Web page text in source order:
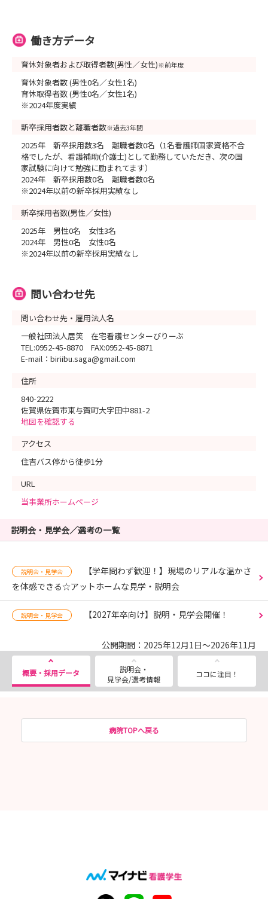
働き方データ
育休対象者および取得者数(男性／女性)※前年度
育休対象者数 (男性0名／女性1名)
育休取得者数 (男性0名／女性1名)
※2024年度実績
新卒採用者数と離職者数※過去3年間
2025年 新卒採用数3名 離職者数0名（1名看護師国家資格不合
格でしたが、看護補助(介護士)として勤務していただき、次の国
家試験に向けて勉強に励まれてます）
2024年 新卒採用数0名 離職者数0名
※2024年以前の新卒採用実績なし
新卒採用者数(男性／女性)
2025年 男性0名 女性3名
2024年 男性0名 女性0名
※2024年以前の新卒採用実績なし
問い合わせ先
問い合わせ先・雇用法人名
一般社団法人居笑 在宅看護センターびりーぶ
TEL:0952-45-8870 FAX:0952-45-8871
E-mail：biriibu.saga@gmail.com
住所
840-2222
佐賀県佐賀市東与賀町大字田中881-2
地図を確認する
アクセス
住吉バス停から徒歩1分
URL
当事業所ホームページ
説明会・見学会／選考の一覧
説明会・見学会
【学年問わず歓迎！】現場のリアルな温かさ
を体感できる☆アットホームな見学・説明会
説明会・見学会 【2027年卒向け】説明・見学会開催！
公開期間：2025年12月1日～2026年11月
概要・採用データ
説明会・
見学会/選考情報
ココに注目！
病院TOPへ戻る